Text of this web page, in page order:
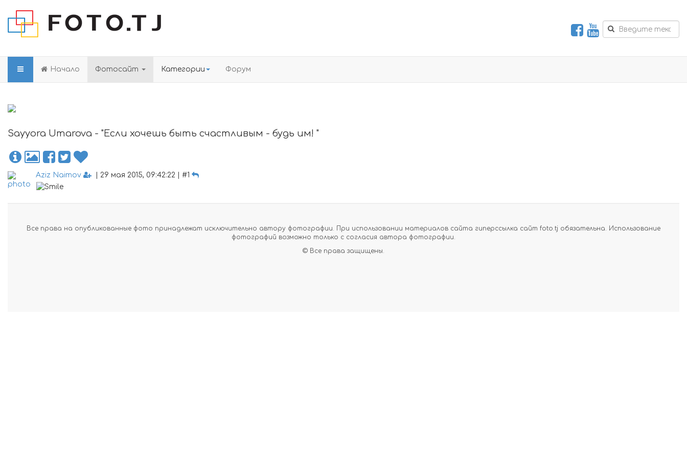
Начало Фотосайт Категории Форум
Sayyora Umarova - "Если хочешь быть счастливым - будь им! "
Aziz Naimov | 29 мая 2015, 09:42:22 | #1
Все права на опубликованные фото принадлежат исключительно автору фотографии. При использовании материалов сайта гиперссылка сайт foto.tj обязательна. Использование
фотографий возможно только с согласия автора фотографии.
© Все права защищены.